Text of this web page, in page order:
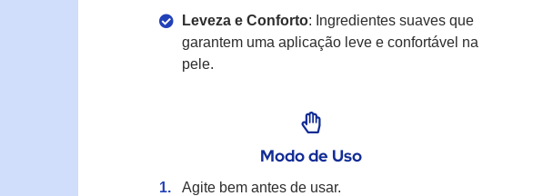
Leveza e Conforto: Ingredientes suaves que
garantem uma aplicação leve e confortável na
pele.
Modo de Uso
Agite bem antes de usar.